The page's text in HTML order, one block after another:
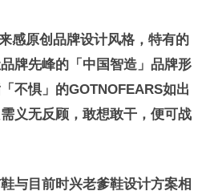
感原创品牌设计风格，特有的
牌先峰的「中国智造」品牌形
不惧」的GOTNOFEARS如出
义无反顾，敢想敢干，便可战
与目前时兴老爹鞋设计方案相